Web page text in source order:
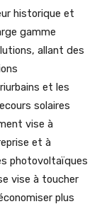
historique et
gamme
allant des
et les
solaires
vise à
et à
photovoltaïques
vise à toucher
plus